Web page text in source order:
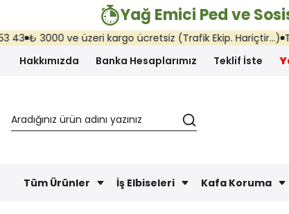
Yağ Emici Ped ve
₺ 3000 ve üzeri kargo ücretsiz (Trafik Ekip. Hariçtir...)
Hakkımızda
Banka Hesaplarımız Teklif İste
Tüm Ürünler İş Elbiseleri Kafa Koruma